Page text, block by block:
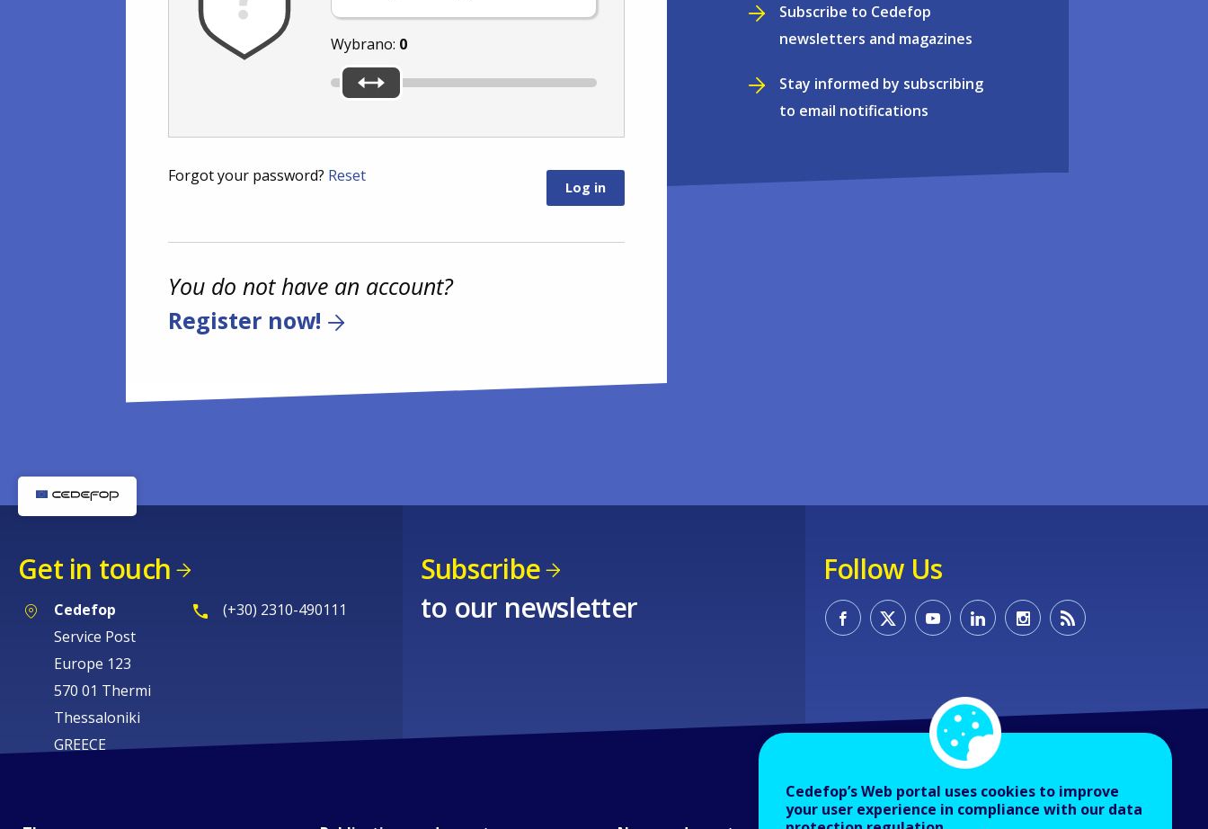
Wybrano: 0
Forgot your password? Reset
You do not have an account?
Register now!
Subscribe to Cedefop
newsletters and magazines
Stay informed by subscribing
to email notifications
Get in touch
Cedefop
Service Post
Europe 123
570 01 Thermi
Thessaloniki
GREECE
(+30) 2310-490111
Subscribe
to our newsletter
Follow Us
Cedefop’s Web portal uses cookies to improve
your user experience in compliance with our data